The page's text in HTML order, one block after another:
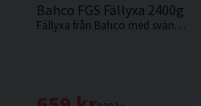
Bahco FGS Fällyxa 2400g
Fällyxa från Bahco med svängt skaft i askträ med tunnt skäregg.